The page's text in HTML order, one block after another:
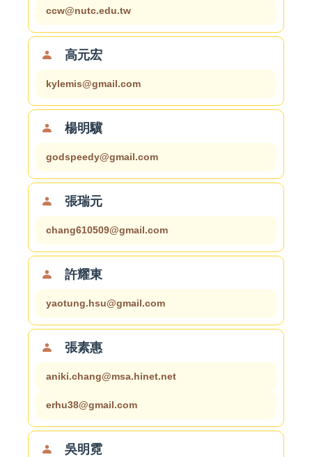
ccw@nutc.edu.tw
高元宏
kylemis@gmail.com
楊明驥
godspeedy@gmail.com
張瑞元
chang610509@gmail.com
許耀東
yaotung.hsu@gmail.com
張素惠
aniki.chang@msa.hinet.net
erhu38@gmail.com
吳明霓